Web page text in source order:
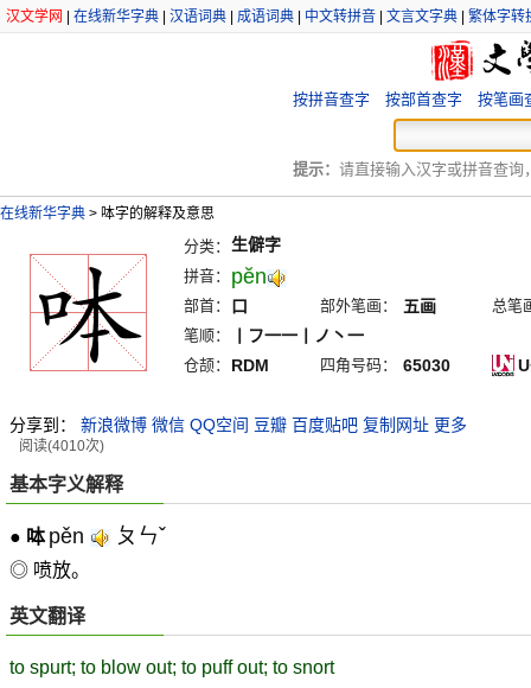
汉文学网 在线新华字典 汉语词典 成语词典 中文转拼音 文言文字典 繁体字转
按拼音查字 按部首查字 按笔画
提示： 请直接输入汉字或拼音查询
在线新华字典 > 呠字的解释及意思
分类： 生僻字
拼音： pĕn
部首： 口 部外笔画： 五画
总笔
笔顺：
丨フ一一丨ノ丶一
仓颉： RDM 四角号码： 65030
分享到： 新浪微博 微信 QQ空间 豆瓣 百度贴吧 复制网址 更多
阅读(4010次)
基本字义解释
● 呠 pěn ㄆㄣˇ
◎ 喷放。
英文翻译
to spurt; to blow out; to puff out; to snort